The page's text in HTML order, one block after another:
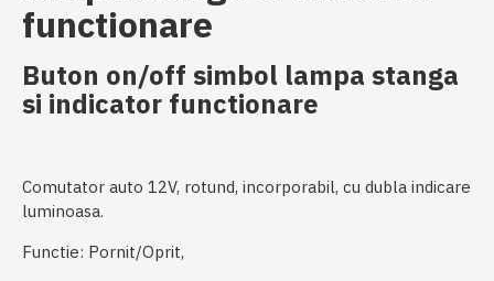
functionare
Buton on/off simbol lampa stanga
si indicator functionare
Comutator auto 12V, rotund, incorporabil, cu dubla indicare
luminoasa.
Functie: Pornit/Oprit,